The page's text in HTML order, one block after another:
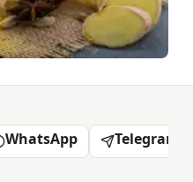
WhatsApp Telegram